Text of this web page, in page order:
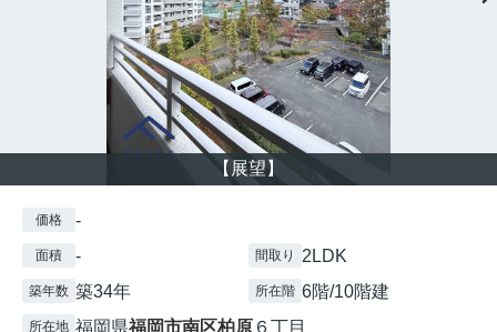
【展望】
価格 -
面積 - 間取り 2LDK
築年数 築34年 所在階 6階/10階建
所在地 福岡県福岡市南区柏原 ６丁目